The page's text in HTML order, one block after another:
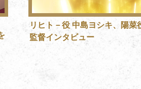
リヒト－役 中島ヨシキ、陽菜
監督インタビュー